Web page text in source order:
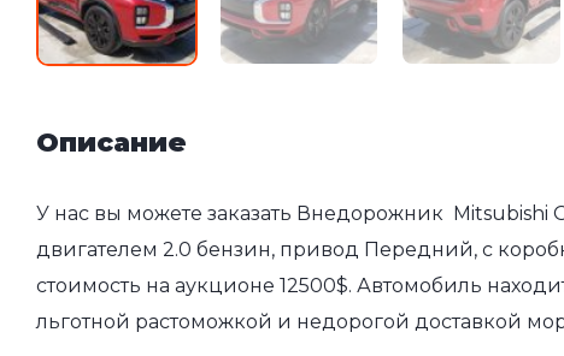
Описание
У нас вы можете заказать Внедорожник Mitsubishi
двигателем 2.0 бензин, привод Передний, с
стоимость на аукционе 12500$. Автомобиль
льготной растоможкой и недорогой доставкой